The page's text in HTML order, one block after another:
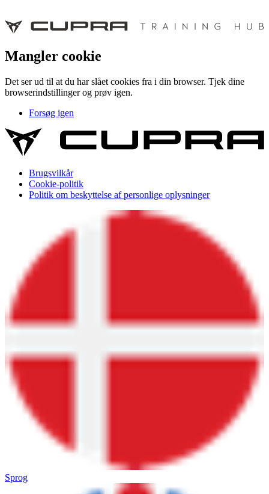
Mangler cookie
Det ser ud til at du har slået cookies fra i din browser. Tjek dine
browserindstillinger og prøv igen.
Forsøg igen
Brugsvilkår
Cookie-politik
Politik om beskyttelse af personlige oplysninger
Sprog